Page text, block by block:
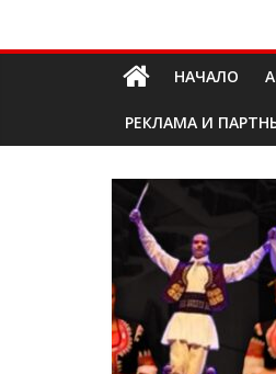
Долап
БГ
изкуство|
пътешествия|
мода|
събития|
кухня|
реклама|
минало|
НАЧАЛО
РЕКЛАМА И